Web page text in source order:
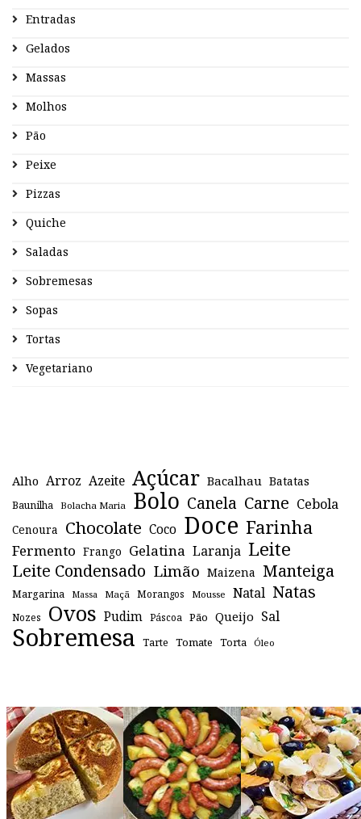
Entradas
Gelados
Massas
Molhos
Pão
Peixe
Pizzas
Quiche
Saladas
Sobremesas
Sopas
Tortas
Vegetariano
Alho Arroz Azeite Açúcar Bacalhau Batatas
Baunilha Bolacha Maria Bolo Canela Carne Cebola
Cenoura Chocolate Coco Doce Farinha
Fermento Frango Gelatina Laranja Leite
Leite Condensado Limão Maizena Manteiga
Margarina Massa Maçã Morangos Mousse Natal Natas
Nozes Ovos Pudim Páscoa Pão Queijo Sal
Sobremesa Tarte Tomate Torta Óleo